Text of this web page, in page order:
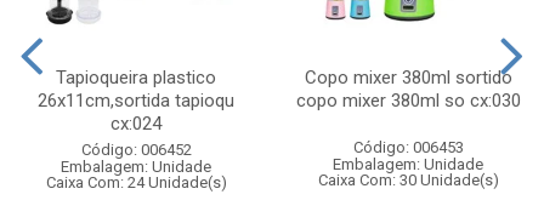
Tapioqueira plastico
26x11cm,sortida tapioqu
cx:024
Código: 006452
Embalagem: Unidade
Caixa Com: 24 Unidade(s)
Copo mixer 380ml sortido
copo mixer 380ml so cx:030
Código: 006453
Embalagem: Unidade
Caixa Com: 30 Unidade(s)